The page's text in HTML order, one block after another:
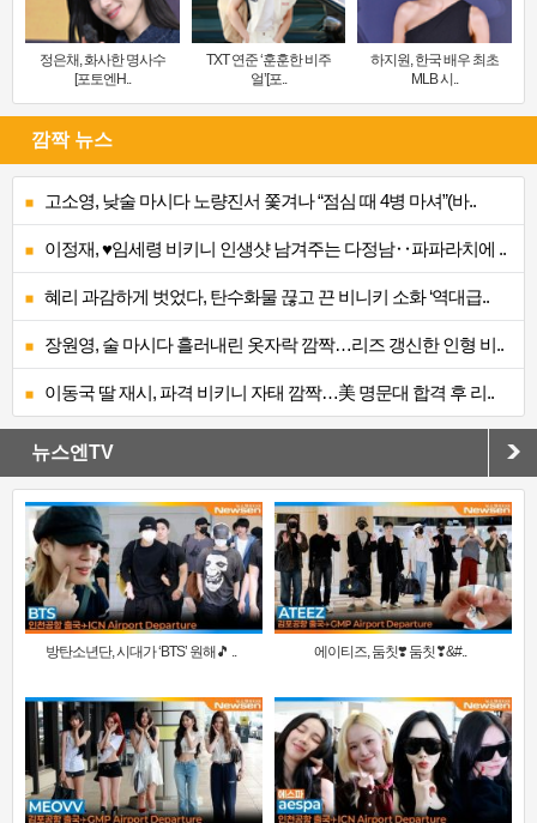
정은채, 화사한 명사수
[포토엔H..
TXT 연준 ‘훈훈한 비주
얼’[포..
하지원, 한국 배우 최초
MLB 시..
깜짝 뉴스
고소영, 낮술 마시다 노량진서 쫓겨나 “점심 때 4병 마셔”(바..
이정재, ♥임세령 비키니 인생샷 남겨주는 다정남‥파파라치에 ..
혜리 과감하게 벗었다, 탄수화물 끊고 끈 비니키 소화 ‘역대급..
장원영, 술 마시다 흘러내린 옷자락 깜짝…리즈 갱신한 인형 비..
이동국 딸 재시, 파격 비키니 자태 깜짝…美 명문대 합격 후 리..
뉴스엔TV
방탄소년단, 시대가 ‘BTS’ 원해🎵 .. 에이티즈, 둠칫❣️ 둠칫❣&#..